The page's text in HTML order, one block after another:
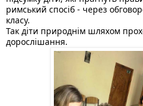
римський спосіб - через
класу.
Так діти природнім шляхом
дорослішання.